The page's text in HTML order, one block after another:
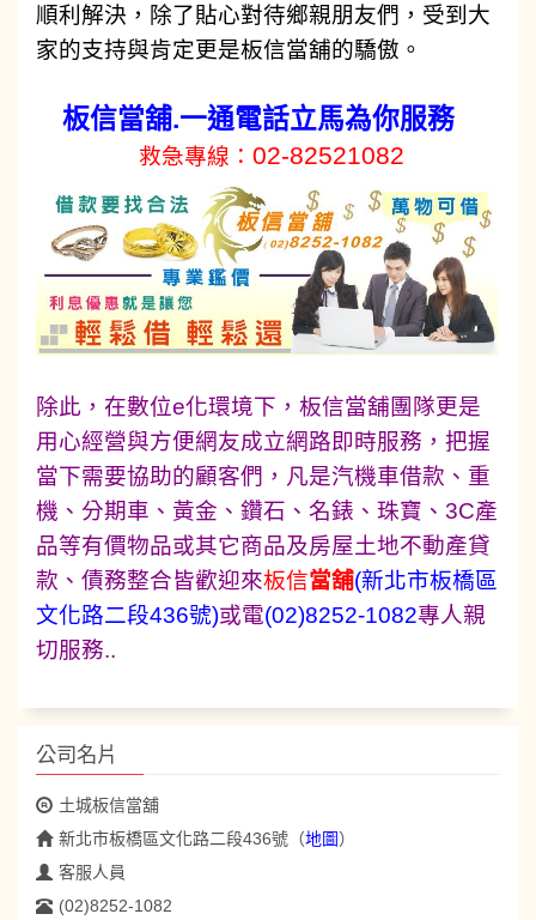
順利解決，除了貼心對待鄉親朋友們，受到大
家的支持與肯定更是板信當舖的驕傲。
板信當舖.一通電話立馬為你服務務
救急專線： 02-82521082
除此，在數位e化環境下，板信當舖團隊更是
用心經營與方便網友成立網路即時服務，把握
當下需要協助的顧客們，凡是汽機車借款、重
機、分期車、黃金、鑽石、名錶、珠寶、3C產
品等有價物品或其它商品及房屋土地不動產貸
款、債務整合皆歡迎來板信當舖(新北市板橋區
文化路二段436號)或電(02)8252-1082專人親
切服務..
公司名片
土城板信當舖
新北市板橋區文化路二段436號 （地圖）
客服人員
(02)8252-1082